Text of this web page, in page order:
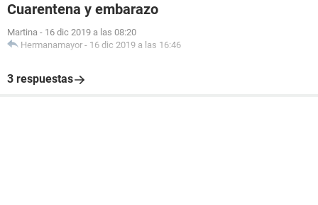
Cuarentena y embarazo
Martina - 16 dic 2019 a las 08:20
Hermanamayor - 16 dic 2019 a las 16:46
3 respuestas